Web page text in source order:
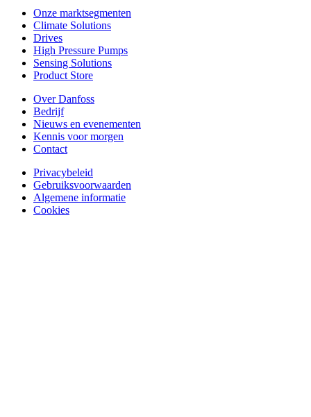
Onze marktsegmenten
Climate Solutions
Drives
High Pressure Pumps
Sensing Solutions
Product Store
Over Danfoss
Bedrijf
Nieuws en evenementen
Kennis voor morgen
Contact
Privacybeleid
Gebruiksvoorwaarden
Algemene informatie
Cookies